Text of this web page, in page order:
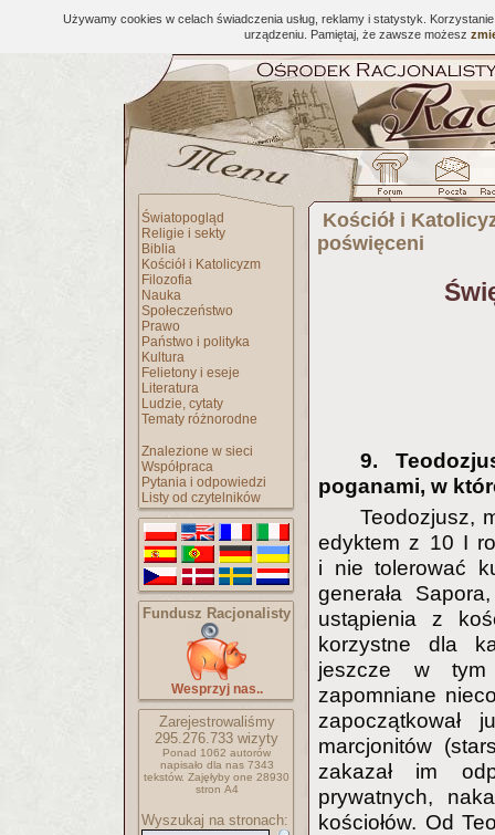
Używamy cookies w celach świadczenia usług, reklamy i statystyk.
urządzeniu. Pamiętaj, że zawsze możesz
Światopogląd
Religie i sekty
Biblia
Kościół i Katolicyzm
Filozofia
Nauka
Społeczeństwo
Prawo
Państwo i polityka
Kultura
Felietony i eseje
Literatura
Ludzie, cytaty
Tematy różnorodne
Znalezione w sieci
Współpraca
Pytania i odpowiedzi
Listy od czytelników
Fundusz Racjonalisty
Wesprzyj nas..
Zarejestrowaliśmy
295.276.733 wizyty
Ponad 1062 autorów
napisało dla nas 7343
tekstów. Zajęłyby one 28930
stron A4
Wyszukaj na stronach:
Kościół i
poświęceni
9.
poganami, w
Teodozjusz,
edyktem z 10 I
i nie tolerować
generała
ustąpienia z
korzystne dla
jeszcze w tym
zapomniane
zapoczątkował
marcjonitów
zakazał im
prywatnych,
kościołów. Od